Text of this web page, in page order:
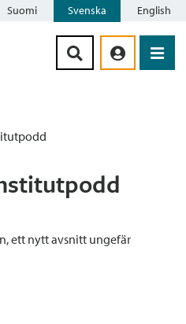
Suomi Svenska English
ett nytt avsnitt ungefär